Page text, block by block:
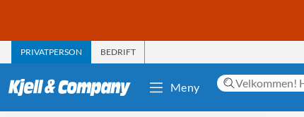
PRIVATPERSON BEDRIFT
Meny